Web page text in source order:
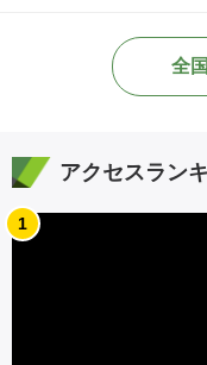
全
アクセスラン
1